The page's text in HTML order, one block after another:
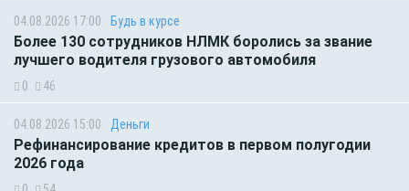
04.08.2026 17:00 Будь в курсе
Более 130 сотрудников НЛМК боролись за звание
лучшего водителя грузового автомобиля
0 46
04.08.2026 15:00 Деньги
Рефинансирование кредитов в первом полугодии
2026 года